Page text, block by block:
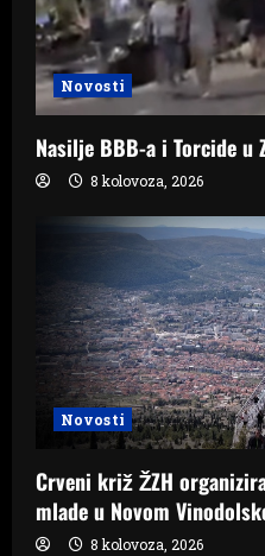
Novosti
Nasilje BBB-a i Torcide u
8 kolovoza, 2026
Novosti
Crveni križ ŽZH
mlade u Novom
8 kolovoza, 2026